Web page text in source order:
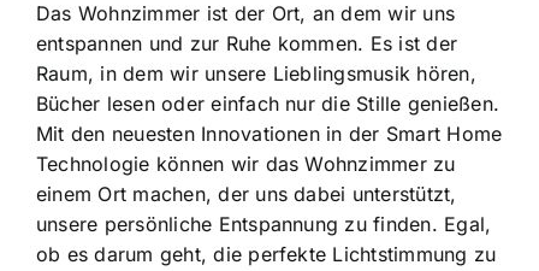
Das Wohnzimmer ist der Ort, an dem wir uns
entspannen und zur Ruhe kommen. Es ist der
Raum, in dem wir unsere Lieblingsmusik hören,
Bücher lesen oder einfach nur die Stille genießen.
Mit den neuesten Innovationen in der Smart Home
Technologie können wir das Wohnzimmer zu
einem Ort machen, der uns dabei unterstützt,
unsere persönliche Entspannung zu finden. Egal,
ob es darum geht, die perfekte Lichtstimmung zu